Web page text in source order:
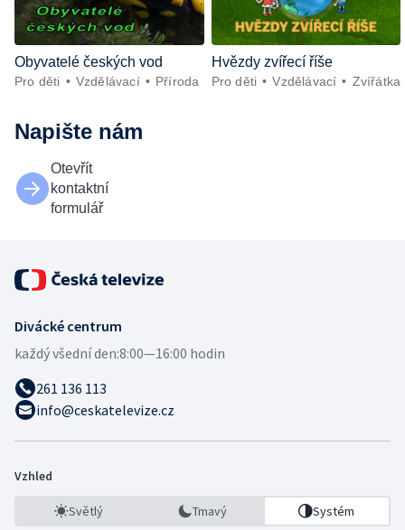
Obyvatelé českých vod
Pro děti Vzdělávací Příroda
Hvězdy zvířecí říše
Pro děti Vzdělávací Zvířátka
Napište nám
Otevřít
kontaktní
formulář
Divácké centrum
každý všední den:8:00—16:00 hodin
261 136 113
info@ceskatelevize.cz
Vzhled
Světlý Tmavý Systém